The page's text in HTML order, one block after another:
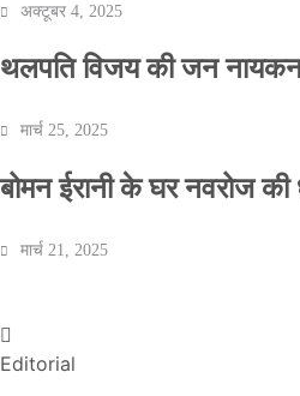
अक्टूबर 4, 2025
थलपति विजय की जन
मार्च 25, 2025
बोमन ईरानी के घर नवरोज
मार्च 21, 2025
वीकेंड कर्फ्यू ने थामी दिल्ली
Official Desk
Editorial